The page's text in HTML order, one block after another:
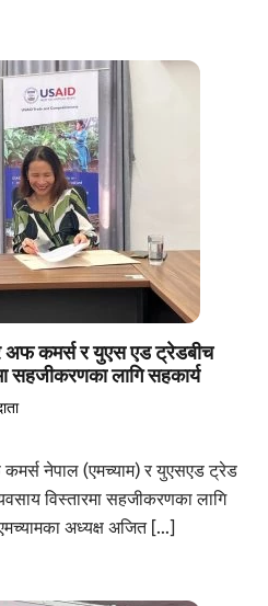
अफ कमर्स र युएस एड ट्रेडबीच
सहजीकरणका लागि सहकार्य
नेपाल (एमच्याम) र युएसएड ट्रेड
विस्तारमा सहजीकरणका लागि
अध्यक्ष अजित […]